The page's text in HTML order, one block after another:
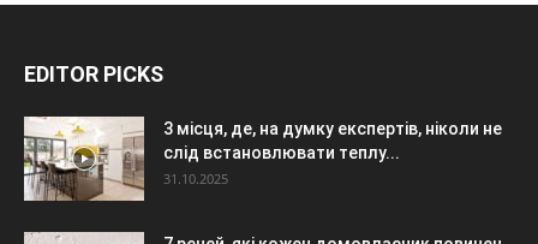
EDITOR PICKS
3 місця, де, на думку експертів, ніколи не
слід встановлювати теплу...
31.10.2025